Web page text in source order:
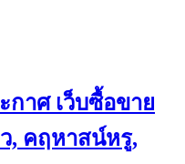
กาศ เว็บซื้อขาย
, คฤหาสน์หรู,